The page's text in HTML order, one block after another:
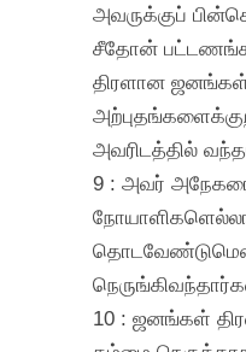
அவருக்குப்
சீதோன்
திரளான
அவரிடத்தில்
9 : அவர்
10 : ஜனங்கள்